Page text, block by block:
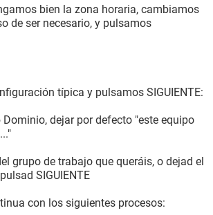
bien la zona horaria, cambiamos
de ser necesario, y pulsamos
típica y pulsamos SIGUIENTE:
dejar por defecto "este equipo
grupo de trabajo que queráis, o dejad el
SIGUIENTE
con los siguientes procesos: